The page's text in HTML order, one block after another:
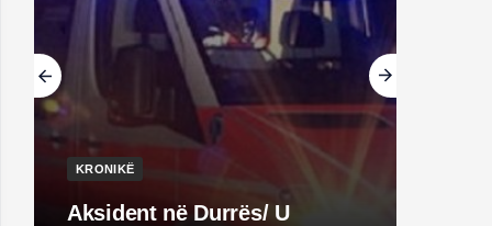
KRONIKË
Aksident në Durrës/ U